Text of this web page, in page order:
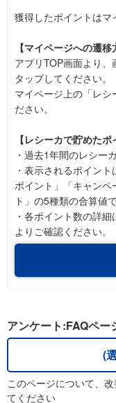
獲得したポイントはマ
【マイページへの遷移
アプリTOP画面より
タップしてください。
マイページ上の「レシ
ださい。
【レシーカで貯めたポ
・過去1年間のレシー
・表示されるポイン
ポイント」「キャン
ト」の5種類の合算値で
・各ポイント数の詳
よりご確認ください。
アンケート:FAQペー
(
このページについて、
てください